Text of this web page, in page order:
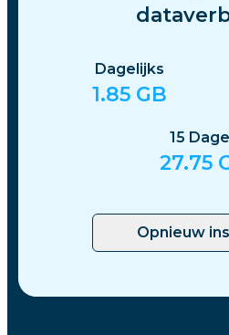
Dagelijks
1.85 GB
15
27.75
Opnieuw